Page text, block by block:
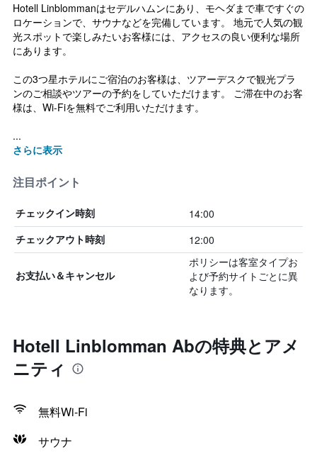
Hotell Linblommanはセデルハムンにあり、モヘダまで車ですぐの
ロケーションで、サウナなどを完備しています。 地元で人気の観
光スポットで楽しみたいお客様には、アクセスの良い便利な場所
にあります。
この3つ星ホテルにご宿泊のお客様は、ツアーデスクで観光プラ
ンのご相談やツアーの予約をしていただけます。 ご滞在中のお客
様は、Wi-Fiを無料でご利用いただけます。
...
さらに表示
注目ポイント
チェックイン時刻 14:00
チェックアウト時刻 12:00
お支払い＆キャンセル
ポリシーは客室タイプお
よび予約サイトごとに異
なります。
Hotell Linblomman Abの特典とアメ
ニティ
無料Wi-Fi
サウナ